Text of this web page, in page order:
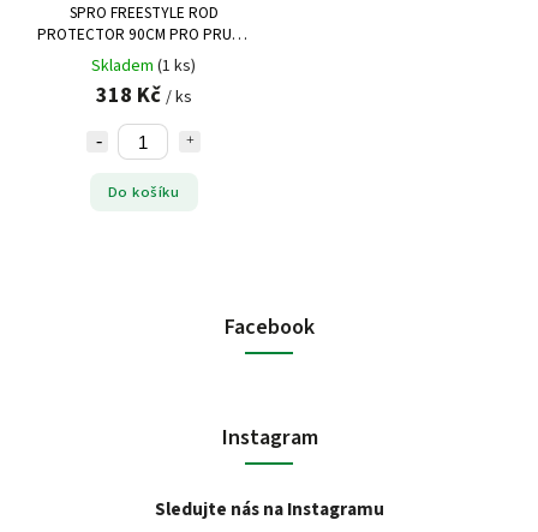
SPRO FREESTYLE ROD
PROTECTOR 90CM PRO PRUTY
190-210CM
Skladem (1 ks)
318 Kč / ks
Do košíku
Facebook
Instagram
Sledujte nás na Instagramu